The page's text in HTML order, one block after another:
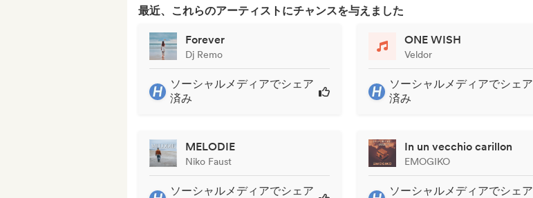
最近、これらのアーティストにチャンスを与えました
Forever
Dj Remo
ソーシャルメディアでシェア
済み
ONE WISH
Veldor
ソーシャルメディアでシェア
済み
MELODIE
Niko Faust
ソーシャルメディアでシェア
In un vecchio carillon
EMOGIKO
ソーシャルメディアでシェア